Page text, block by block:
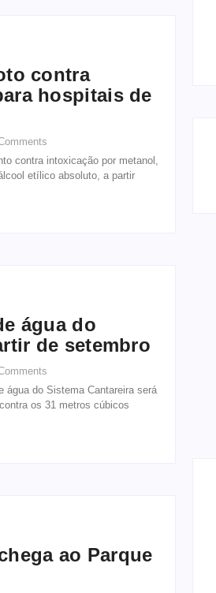
contra
hospitais de
contra intoxicação por metanol,
etílico absoluto, a partir
água do
de setembro
água do Sistema Cantareira será
os 31 metros cúbicos
ao Parque